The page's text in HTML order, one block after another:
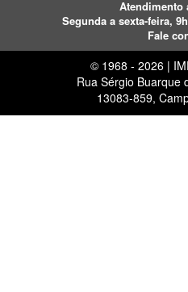
Atendimento
Segunda a sexta-feira,
Fale
© 1968 - 2026 |
Rua Sérgio Buarque
13083-859,